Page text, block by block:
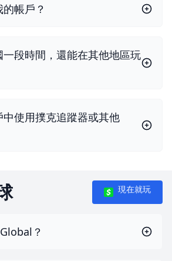
帳戶？
段時間，還能在其他地區玩
使用撲克追蹤器或其他
現在就玩
？